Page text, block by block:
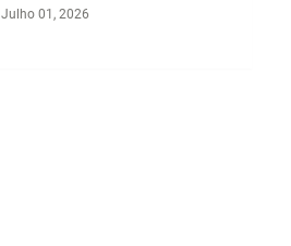
Julho 01, 2026